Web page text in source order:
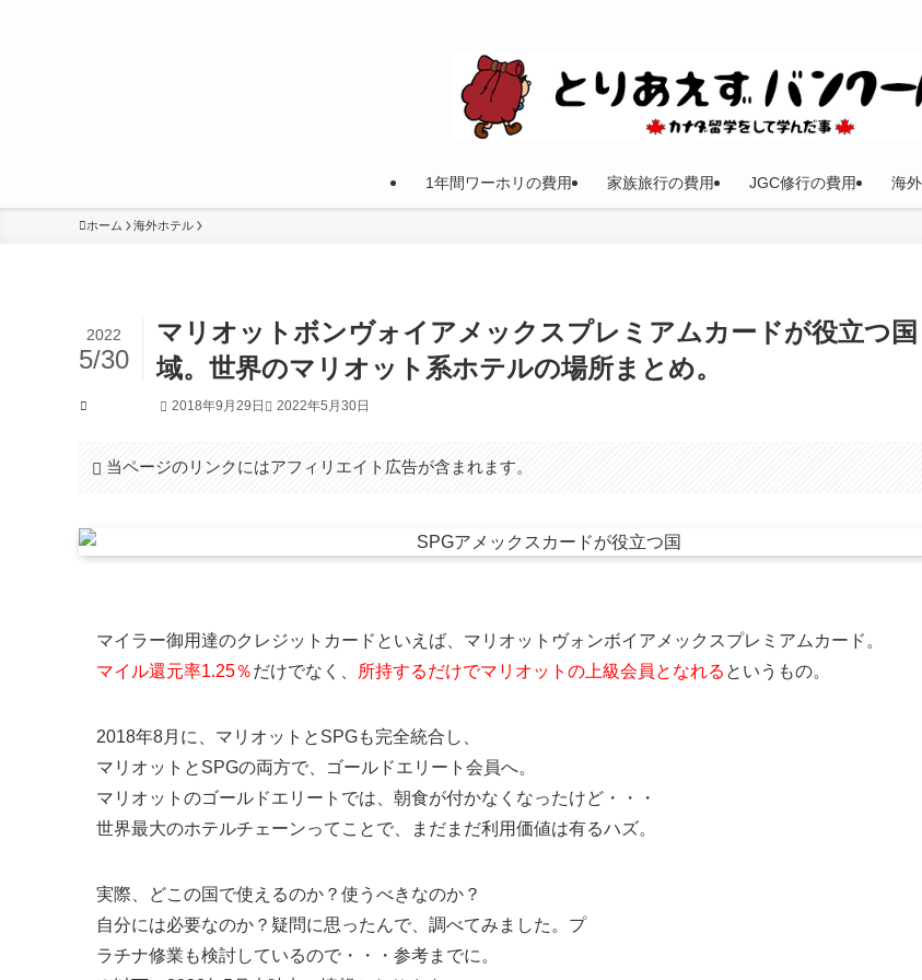
1年間ワーホリの費用 家族旅行の費用 JGC修行の費用 海
ホーム 海外ホテル
マリオットボンヴォイアメックスプレミアムカードが役立つ
域。世界のマリオット系ホテルの場所まとめ。
2022
5/30
2018年9月29日 2022年5月30日
当ページのリンクにはアフィリエイト広告が含まれます。
マイラー御用達のクレジットカードといえば、マリオットヴォンボイアメックスプレミアムカード。
マイル還元率1.25％だけでなく、 所持するだけでマリオットの上級会員となれる というもの。
2018年8月に、マリオットとSPGも完全統合し、
マリオットとSPGの両方で、ゴールドエリート会員へ。
マリオットのゴールドエリートでは、朝食が付かなくなったけど・・・
世界最大のホテルチェーンってことで、まだまだ利用価値は有るハズ。
実際、どこの国で使えるのか？使うべきなのか？
自分には必要なのか？疑問に思ったんで、調べてみました。プ
ラチナ修業も検討しているので・・・参考までに。